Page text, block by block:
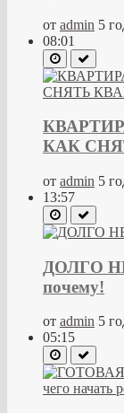
от admin 5
08:01
КАК
от admin 5
13:57
ДОЛГО
почему!
от admin 5
05:15